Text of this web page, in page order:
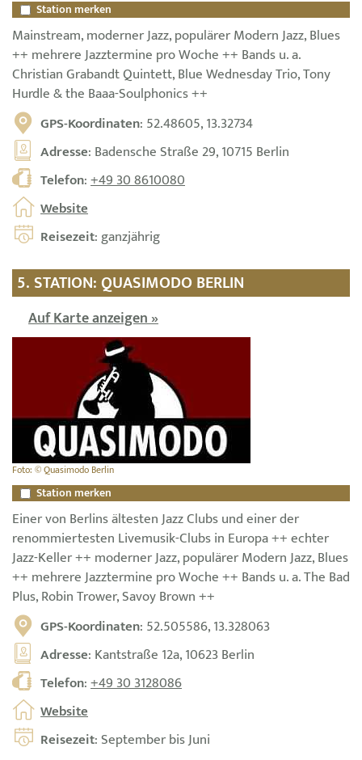
Station merken
Mainstream, moderner Jazz, populärer Modern Jazz, Blues
++ mehrere Jazztermine pro Woche ++ Bands u. a.
Christian Grabandt Quintett, Blue Wednesday Trio, Tony
Hurdle & the Baaa-Soulphonics ++
GPS-Koordinaten: 52.48605, 13.32734
Adresse: Badensche Straße 29, 10715 Berlin
Telefon:+49 30 8610080
Website
Reisezeit: ganzjährig
5. STATION: QUASIMODO BERLIN
Auf Karte anzeigen »
Foto: © Quasimodo Berlin
Station merken
Einer von Berlins ältesten Jazz Clubs und einer der
renommiertesten Livemusik-Clubs in Europa ++ echter
Jazz-Keller ++ moderner Jazz, populärer Modern Jazz, Blues
++ mehrere Jazztermine pro Woche ++ Bands u. a. The Bad
Plus, Robin Trower, Savoy Brown ++
GPS-Koordinaten: 52.505586, 13.328063
Adresse: Kantstraße 12a, 10623 Berlin
Telefon:+49 30 3128086
Website
Reisezeit: September bis Juni